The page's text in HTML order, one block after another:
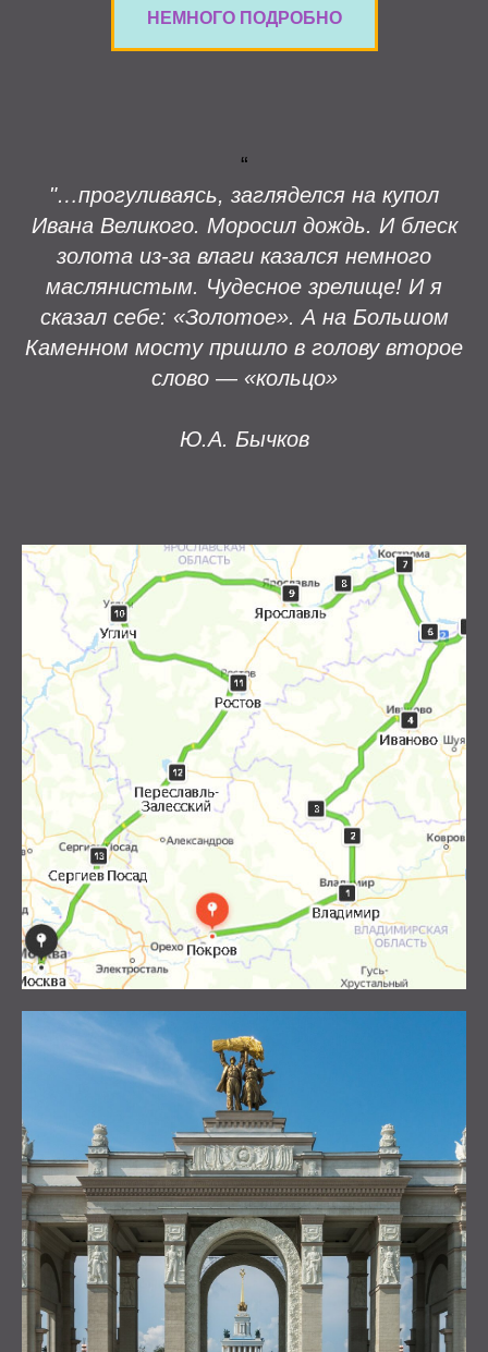
НЕМНОГО ПОДРОБНО
“
"…прогуливаясь, загляделся на купол
Ивана Великого. Моросил дождь. И блеск
золота из-за влаги казался немного
маслянистым. Чудесное зрелище! И я
сказал себе: «Золотое». А на Большом
Каменном мосту пришло в голову второе
слово — «кольцо»
Ю.А. Бычков